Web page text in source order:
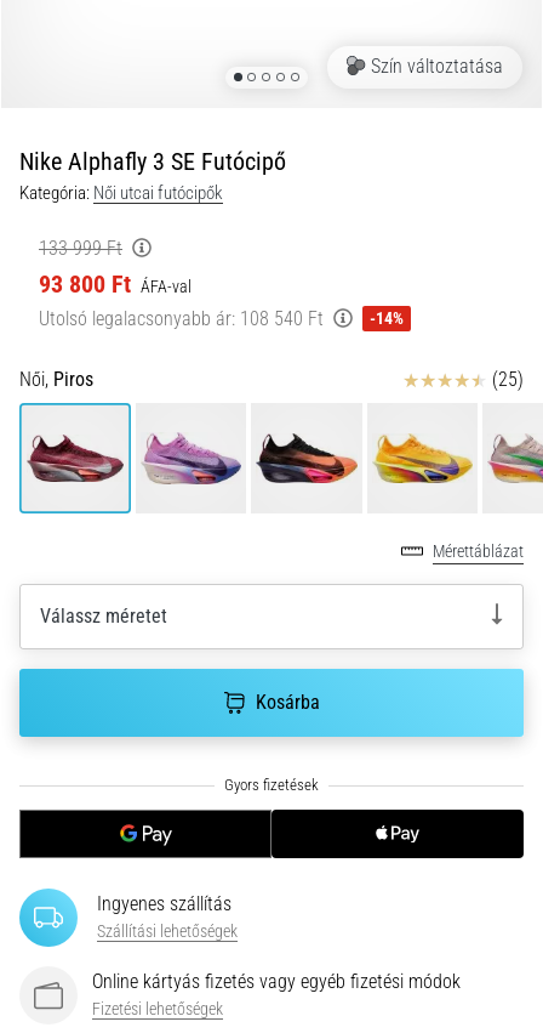
Éles
sarokfájdalmat
futás
közben
után?
egyik
leggyakoribb
kiváltó
ok
talpi
2026.08.05.
szuperkompenzáció:
Hogyan
befolyásolja
futóteljesítményt?
Azt
szénhidrát-
Szín változtatása
Nike Alphafly 3 SE Futócipő
Kategória: Női utcai futócipők
133 999 Ft
93 800 Ft ÁFA-val
Utolsó legalacsonyabb ár: 108 540 Ft -14%
Női, Piros Értékelés (25)
Mérettáblázat
Válassz méretet
Kosárba
Ingyenes szállítás
Szállítási lehetőségek
Online kártyás fizetés vagy egyéb fizetési módok
Fizetési lehetőségek